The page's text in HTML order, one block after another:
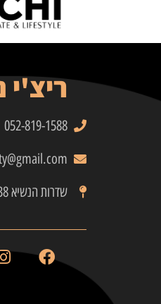
ריצ'י
052-819-1588
שדרות הנשיא 138, חיפה